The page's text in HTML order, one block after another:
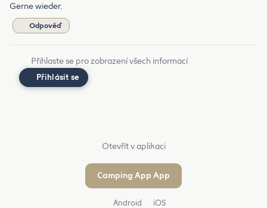
Gerne wieder.
Odpověď
Přihlaste se pro zobrazení všech informací
Přihlásit se
Otevřít v aplikaci
Camping App App
Android iOS